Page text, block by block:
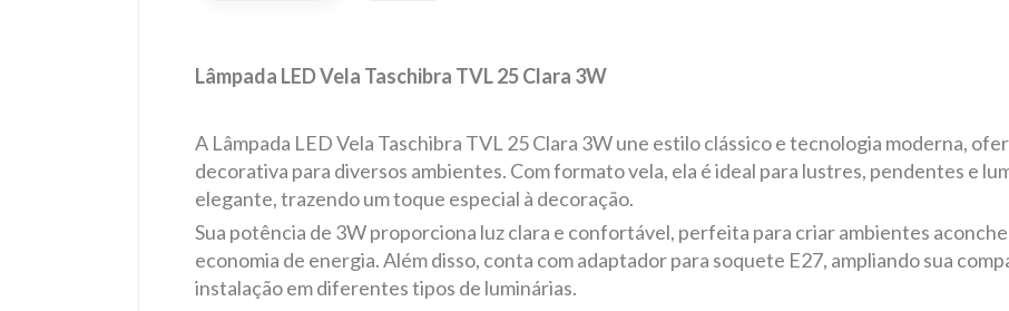
Lâmpada LED Vela Taschibra TVL 25 Clara 3W
A Lâmpada LED Vela Taschibra TVL 25 Clara 3W une estilo clássico e tecnologia moderna,
decorativa para diversos ambientes. Com formato vela, ela é ideal para lustres, pendentes e
elegante, trazendo um toque especial à decoração.
Sua potência de 3W proporciona luz clara e confortável, perfeita para criar ambientes
economia de energia. Além disso, conta com adaptador para soquete E27, ampliando sua
instalação em diferentes tipos de luminárias.